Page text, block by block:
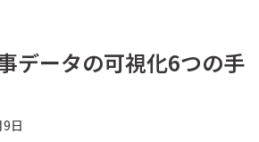
データの可視化6つの手
日